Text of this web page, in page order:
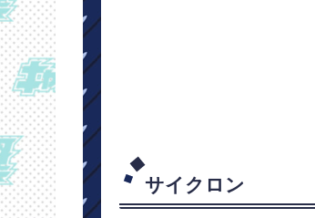
サイクロン